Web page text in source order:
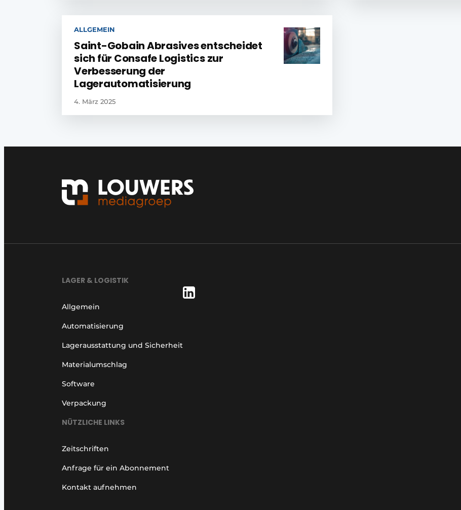
ALLGEMEIN
Saint-Gobain Abrasives entscheidet
sich für Consafe Logistics zur
Verbesserung der
Lagerautomatisierung
4. März 2025
LAGER & LOGISTIK
Allgemein
Automatisierung
Lagerausstattung und Sicherheit
Materialumschlag
Software
Verpackung
NÜTZLICHE LINKS
Zeitschriften
Anfrage für ein Abonnement
Kontakt aufnehmen